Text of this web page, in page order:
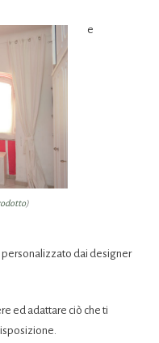
)
e
dai designer
ed adattare ciò che ti